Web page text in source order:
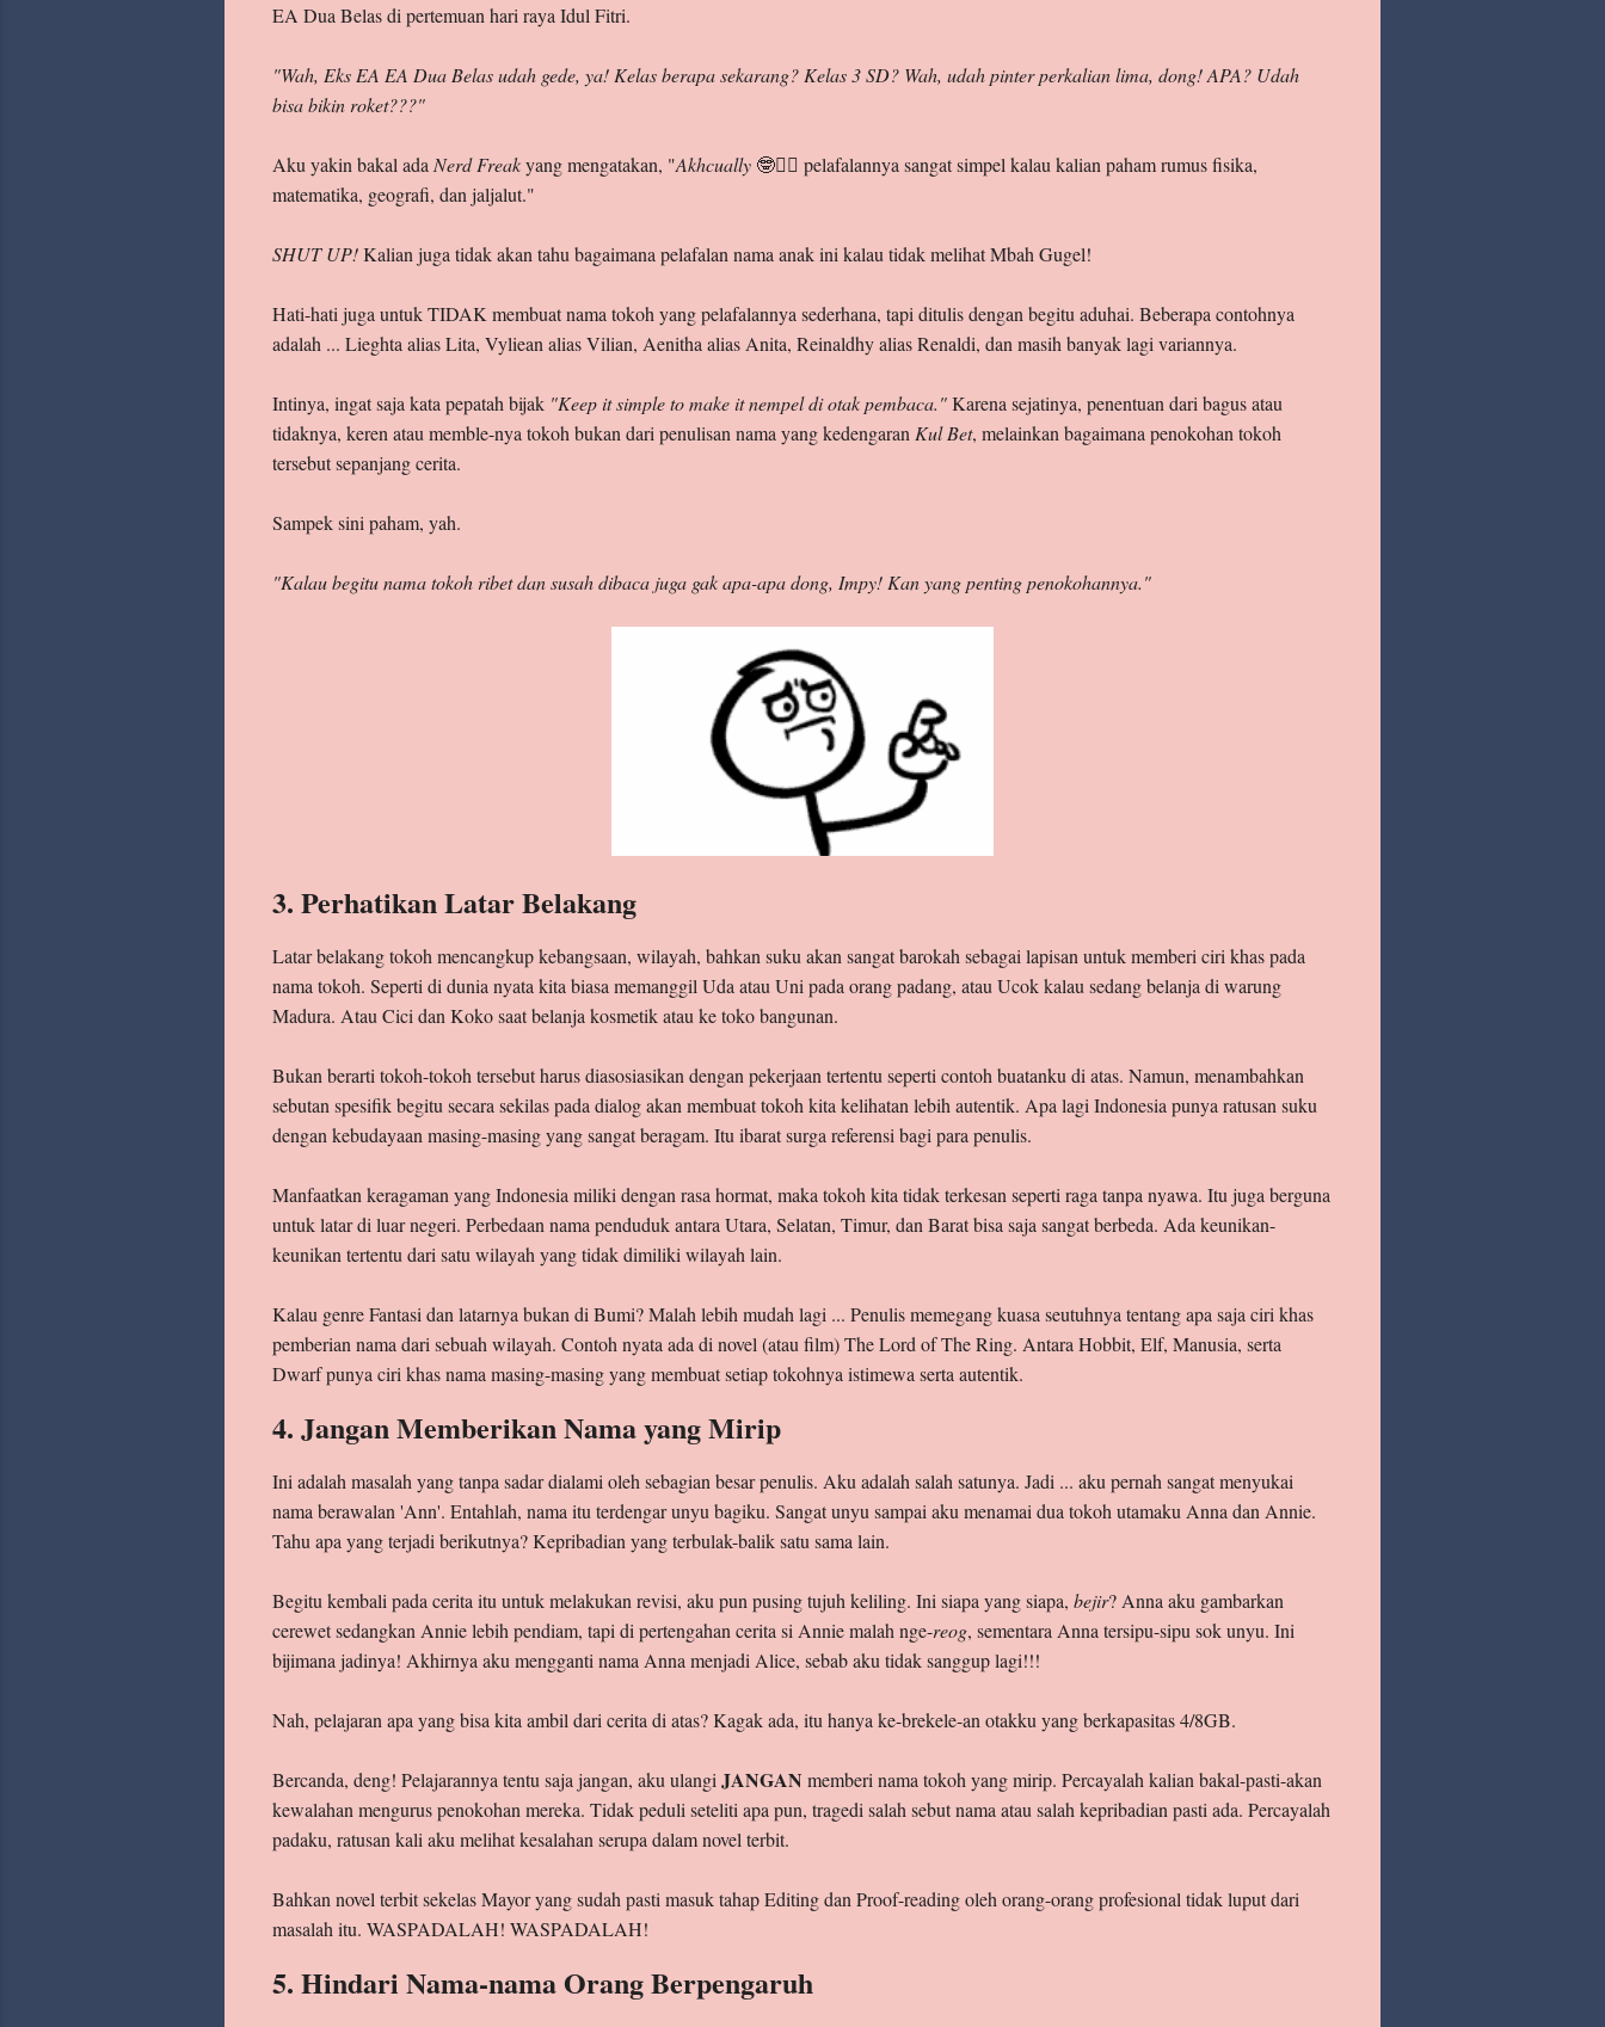
EA Dua Belas di pertemuan hari raya Idul Fitri.
"Wah, Eks EA EA Dua Belas udah gede, ya! Kelas berapa sekarang? Kelas 3 SD? Wah, udah pinter perkalian lima, dong! APA? Udah
bisa bikin roket???"
Aku yakin bakal ada Nerd Freakyang mengatakan, "Akhcually 🤓☝🏻 pelafalannya sangat simpel kalau kalian paham rumus fisika,
matematika, geografi, dan jaljalut."
SHUT UP!Kalian juga tidak akan tahu bagaimana pelafalan nama anak ini kalau tidak melihat Mbah Gugel!
Hati-hati juga untuk TIDAK membuat nama tokoh yang pelafalannya sederhana, tapi ditulis dengan begitu aduhai. Beberapa contohnya
adalah ... Lieghta alias Lita, Vyliean alias Vilian, Aenitha alias Anita, Reinaldhy alias Renaldi, dan masih banyak lagi variannya.
Intinya, ingat saja kata pepatah bijak "Keep it simple to make it nempel di otak pembaca."Karena sejatinya, penentuan dari bagus atau
tidaknya, keren atau memble-nya tokoh bukan dari penulisan nama yang kedengaran Kul Bet, melainkan bagaimana penokohan tokoh
tersebut sepanjang cerita.
Sampek sini paham, yah.
"Kalau begitu nama tokoh ribet dan susah dibaca juga gak apa-apa dong, Impy! Kan yang penting penokohannya."
3. Perhatikan Latar Belakang
Latar belakang tokoh mencangkup kebangsaan, wilayah, bahkan suku akan sangat barokah sebagai lapisan untuk memberi ciri khas pada
nama tokoh. Seperti di dunia nyata kita biasa memanggil Uda atau Uni pada orang padang, atau Ucok kalau sedang belanja di warung
Madura. Atau Cici dan Koko saat belanja kosmetik atau ke toko bangunan.
Bukan berarti tokoh-tokoh tersebut harus diasosiasikan dengan pekerjaan tertentu seperti contoh buatanku di atas. Namun, menambahkan
sebutan spesifik begitu secara sekilas pada dialog akan membuat tokoh kita kelihatan lebih autentik. Apa lagi Indonesia punya ratusan suku
dengan kebudayaan masing-masing yang sangat beragam. Itu ibarat surga referensi bagi para penulis.
Manfaatkan keragaman yang Indonesia miliki dengan rasa hormat, maka tokoh kita tidak terkesan seperti raga tanpa nyawa. Itu juga berguna
untuk latar di luar negeri. Perbedaan nama penduduk antara Utara, Selatan, Timur, dan Barat bisa saja sangat berbeda. Ada keunikan-
keunikan tertentu dari satu wilayah yang tidak dimiliki wilayah lain.
Kalau genre Fantasi dan latarnya bukan di Bumi? Malah lebih mudah lagi ... Penulis memegang kuasa seutuhnya tentang apa saja ciri khas
pemberian nama dari sebuah wilayah. Contoh nyata ada di novel (atau film) The Lord of The Ring. Antara Hobbit, Elf, Manusia, serta
Dwarf punya ciri khas nama masing-masing yang membuat setiap tokohnya istimewa serta autentik.
4. Jangan Memberikan Nama yang Mirip
Ini adalah masalah yang tanpa sadar dialami oleh sebagian besar penulis. Aku adalah salah satunya. Jadi ... aku pernah sangat menyukai
nama berawalan 'Ann'. Entahlah, nama itu terdengar unyu bagiku. Sangat unyu sampai aku menamai dua tokoh utamaku Anna dan Annie.
Tahu apa yang terjadi berikutnya? Kepribadian yang terbulak-balik satu sama lain.
Begitu kembali pada cerita itu untuk melakukan revisi, aku pun pusing tujuh keliling. Ini siapa yang siapa, bejir? Anna aku gambarkan
cerewet sedangkan Annie lebih pendiam, tapi di pertengahan cerita si Annie malah nge-reog, sementara Anna tersipu-sipu sok unyu. Ini
bijimana jadinya! Akhirnya aku mengganti nama Anna menjadi Alice, sebab aku tidak sanggup lagi!!!
Nah, pelajaran apa yang bisa kita ambil dari cerita di atas? Kagak ada, itu hanya ke-brekele-an otakku yang berkapasitas 4/8GB.
Bercanda, deng! Pelajarannya tentu saja jangan, aku ulangi JANGAN memberi nama tokoh yang mirip. Percayalah kalian bakal-pasti-akan
kewalahan mengurus penokohan mereka. Tidak peduli seteliti apa pun, tragedi salah sebut nama atau salah kepribadian pasti ada. Percayalah
padaku, ratusan kali aku melihat kesalahan serupa dalam novel terbit.
Bahkan novel terbit sekelas Mayor yang sudah pasti masuk tahap Editing dan Proof-reading oleh orang-orang profesional tidak luput dari
masalah itu. WASPADALAH! WASPADALAH!
5. Hindari Nama-nama Orang Berpengaruh